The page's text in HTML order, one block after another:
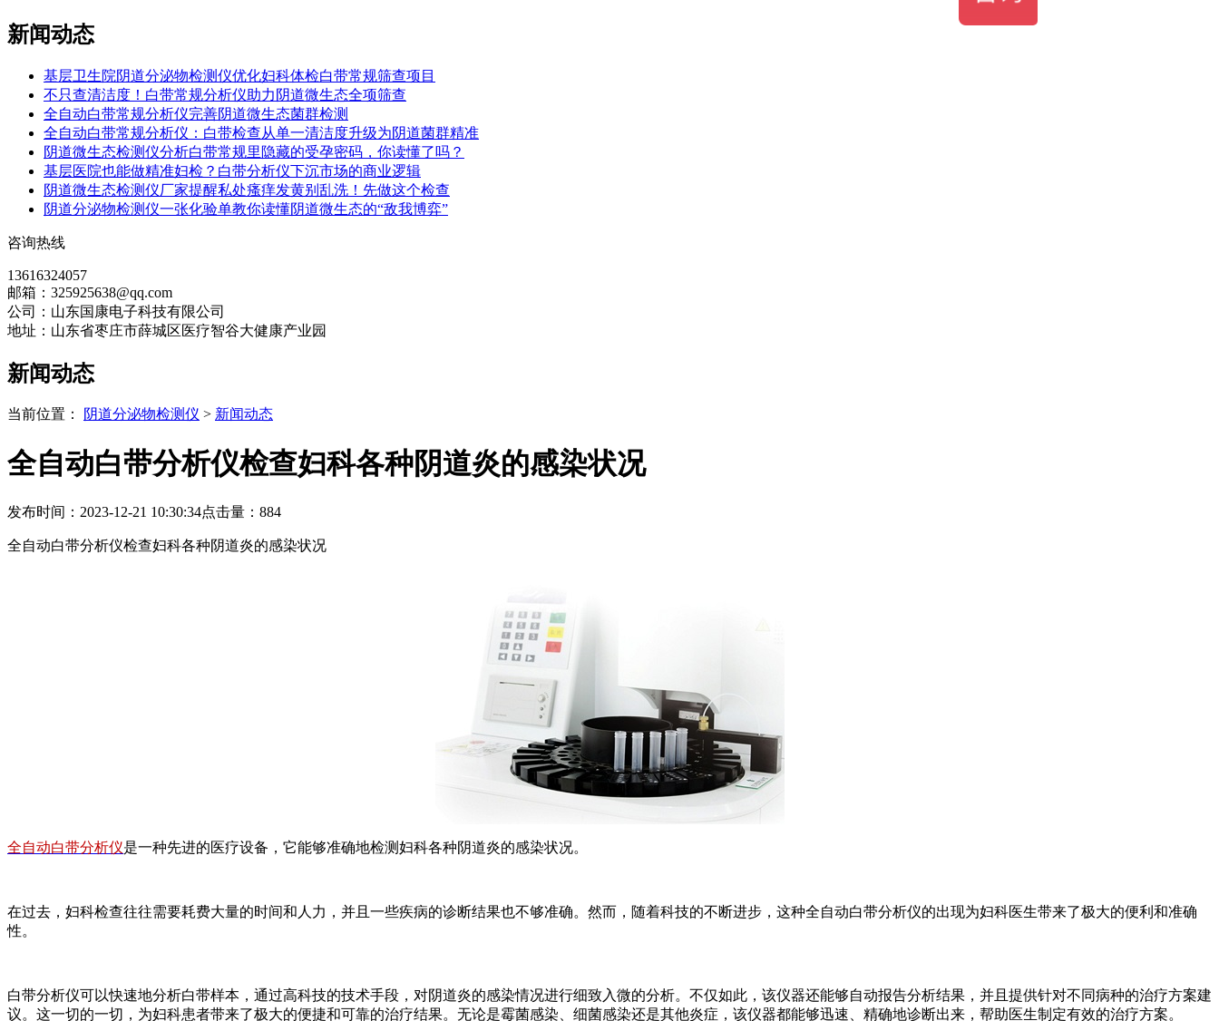
新闻动态
基层卫生院阴道分泌物检测仪优化妇科体检白带常规筛查项目
不只查清洁度！白带常规分析仪助力阴道微生态全项筛查
全自动白带常规分析仪完善阴道微生态菌群检测
全自动白带常规分析仪：白带检查从单一清洁度升级为阴道菌群精准
阴道微生态检测仪分析白带常规里隐藏的受孕密码，你读懂了吗？
基层医院也能做精准妇检？白带分析仪下沉市场的商业逻辑
阴道微生态检测仪厂家提醒私处瘙痒发黄别乱洗！先做这个检查
阴道分泌物检测仪一张化验单教你读懂阴道微生态的“敌我博弈”
咨询热线
13616324057
邮箱：325925638@qq.com
公司：山东国康电子科技有限公司
地址：山东省枣庄市薛城区医疗智谷大健康产业园
新闻动态
当前位置： 阴道分泌物检测仪 > 新闻动态
全自动白带分析仪检查妇科各种阴道炎的感染状况
发布时间：2023-12-21 10:30:34点击量： 884
全自动白带分析仪检查妇科各种阴道炎的感染状况
全自动白带分析仪是一种先进的医疗设备，它能够准确地检测妇科各种阴道炎的感染状况。
在过去，妇科检查往往需要耗费大量的时间和人力，并且一些疾病的诊断结果也不够准确。然而，随着科技的不断进步，这种全自动白带分析仪的出现为妇科医生带来了极大的便利和准确
性。
白带分析仪可以快速地分析白带样本，通过高科技的技术手段，对阴道炎的感染情况进行细致入微的分析。不仅如此，该仪器还能够自动报告分析结果，并且提供针对不同病种的治疗方案建
议。这一切的一切，为妇科患者带来了极大的便捷和可靠的治疗结果。无论是霉菌感染、细菌感染还是其他炎症，该仪器都能够迅速、精确地诊断出来，帮助医生制定有效的治疗方案。